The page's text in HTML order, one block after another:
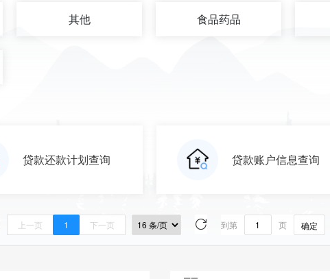
其他 食品药品
贷款还款计划查询 贷款账户信息查询
上一页 1 下一页 到第 页 确定